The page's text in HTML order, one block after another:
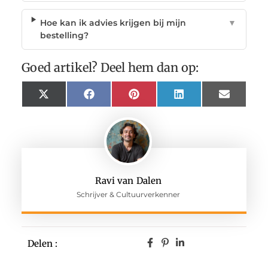
Ravi van Dalen
Schrijver & Cultuurverkenner
Delen :
Hoe kan ik advies krijgen bij mijn
bestelling?
▼
Goed artikel? Deel hem dan op:
X
(Twitter)
FacebookPinterest LinkedIn Email